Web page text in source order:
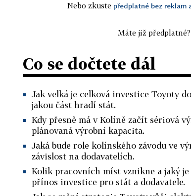
Nebo zkuste předplatné bez reklam
Máte již předplatné?
Co se dočtete dál
Jak velká je celková investice Toyoty
jakou část hradí stát.
Kdy přesně má v Kolíně začít sériová
plánovaná výrobní kapacita.
Jaká bude role kolínského závodu ve
závislost na dodavatelích.
Kolik pracovních míst vznikne a jaký
přínos investice pro stát a dodavatele.